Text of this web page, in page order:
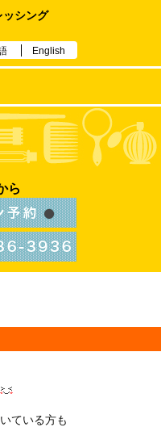
ッシング
English
ら
ている方も